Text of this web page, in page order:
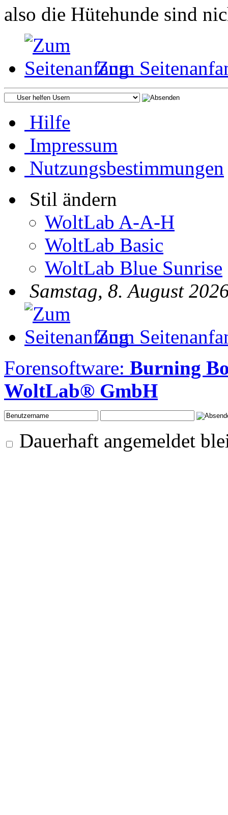
also die Hütehunde sind
Zum
Hilfe
Impressum
Nutzungsbestimmungen
Stil ändern
WoltLab A-A-H
WoltLab Basic
WoltLab Blue Sunrise
Samstag, 8. August
Zum
Forensoftware: Burning
WoltLab® GmbH
Dauerhaft angemeldet